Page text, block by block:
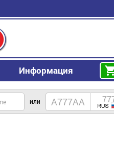
Информация
или